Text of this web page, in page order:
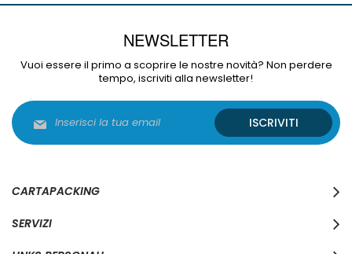
NEWSLETTER
Vuoi essere il primo a scoprire le nostre novità? Non perdere
tempo, iscriviti alla newsletter!
alla
nostra
ISCRIVITI
CARTAPACKING
SERVIZI